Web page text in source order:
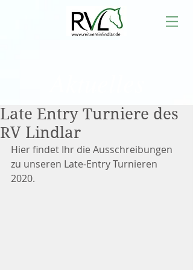
Late Entry Turniere des
RV Lindlar
Hier findet Ihr die Ausschreibungen
zu unseren Late-Entry Turnieren
2020.